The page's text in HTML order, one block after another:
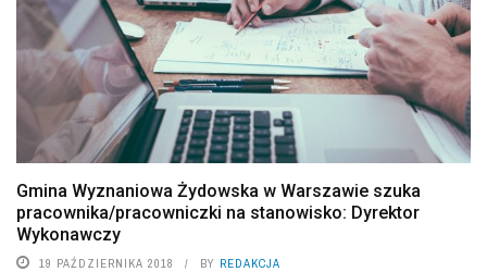
Gmina Wyznaniowa Żydowska w Warszawie szuka
pracownika/pracowniczki na stanowisko: Dyrektor
Wykonawczy
19 PAŹDZIERNIKA 2018 BY REDAKCJA